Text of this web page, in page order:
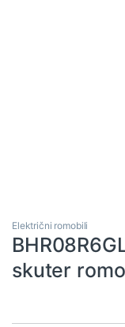
Električni romobili
skuter